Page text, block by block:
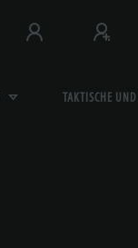
TAKTISCHE